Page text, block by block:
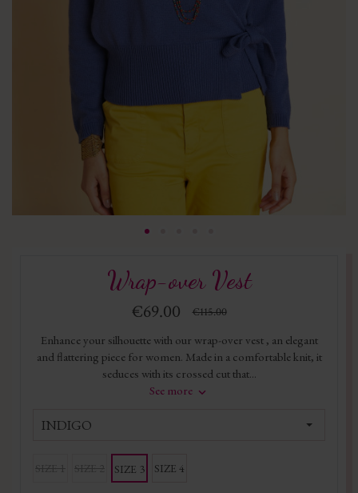
Wrap-over Vest
€69.00 €115.00
Enhance your silhouette with our wrap-over vest , an elegant
and flattering piece for women. Made in a comfortable knit, it
seduces with its crossed cut that...
See more
INDIGO
SIZE 3 SIZE 4